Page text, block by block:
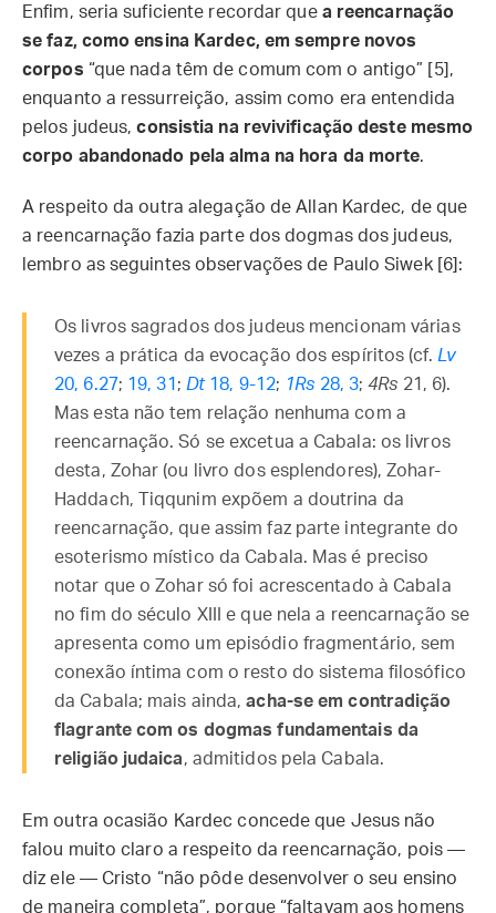
Enfim, seria suficiente recordar que a reencarnação
se faz, como ensina Kardec, em sempre novos
corpos “que nada têm de comum com o antigo” [5],
enquanto a ressurreição, assim como era entendida
pelos judeus,consistia na revivificação deste mesmo
corpo abandonado pela alma na hora da morte.
A respeito da outra alegação de Allan Kardec, de que
a reencarnação fazia parte dos dogmas dos judeus,
lembro as seguintes observações de Paulo Siwek [6]:
Os livros sagrados dos judeus mencionam várias
vezes a prática da evocação dos espíritos (cf. Lv
20, 6.27; 19, 31 ; Dt18, 9-12; 1Rs 28, 3;4Rs 21, 6).
Mas esta não tem relação nenhuma com a
reencarnação. Só se excetua a Cabala: os livros
desta, Zohar (ou livro dos esplendores), Zohar-
Haddach, Tiqqunim expõem a doutrina da
reencarnação, que assim faz parte integrante do
esoterismo místico da Cabala. Mas é preciso
notar que o Zohar só foi acrescentado à Cabala
no fim do século XIII e que nela a reencarnação se
apresenta como um episódio fragmentário, sem
conexão íntima com o resto do sistema filosófico
da Cabala; mais ainda,acha-se em contradição
flagrante com os dogmas fundamentais da
religião judaica, admitidos pela Cabala.
Em outra ocasião Kardec concede que Jesus não
falou muito claro a respeito da reencarnação, pois —
diz ele — Cristo “não pôde desenvolver o seu ensino
de maneira completa”, porque “faltavam aos homens